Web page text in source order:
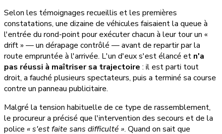
Selon les témoignages recueillis et les premières
constatations, une dizaine de véhicules faisaient la queue à
l'entrée du rond-point pour exécuter chacun à leur tour un «
drift » — un dérapage contrôlé — avant de repartir par la
route empruntée à l'arrivée. L'un d'eux s'est élancé et n'a
pas réussi à maîtriser sa trajectoire : il est parti tout
droit, a fauché plusieurs spectateurs, puis a terminé sa course
contre un panneau publicitaire.
Malgré la tension habituelle de ce type de rassemblement,
le procureur a précisé que l'intervention des secours et de la
police « s'est faite sans difficulté ». Quand on sait que